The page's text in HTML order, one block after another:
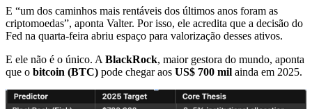
E “um dos caminhos mais rentáveis dos últimos anos foram as
criptomoedas”, aponta Valter. Por isso, ele acredita que a decisão do
Fed na quarta-feira abriu espaço para valorização desses ativos.
E ele não é o único. A BlackRock, maior gestora do mundo, aponta
que o bitcoin (BTC) pode chegar aos US$ 700 mil ainda em 2025.